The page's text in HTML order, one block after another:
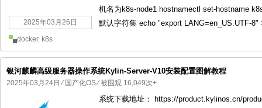
2025年03月26日
机名为k8s-node1 hostnamectl set-hostname
默认字符集 echo "export LANG=en_US.UTF-8"
docker, k8s
银河麒麟高级服务器操作系统Kylin-Server-V10安装配置图解教程
2025年03月24日 ⁄ 国产化OS⁄ 被围观 16,049次+
系统下载地址： https://product.kylinos.cn/